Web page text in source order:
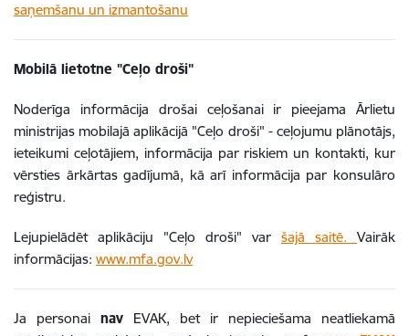
saņemšanu un izmantošanu
Mobilā lietotne "Ceļo droši"
Noderīga informācija drošai ceļošanai ir pieejama Ārlietu
ministrijas mobilajā aplikācijā "Ceļo droši" - ceļojumu plānotājs,
ieteikumi ceļotājiem, informācija par riskiem un kontakti, kur
vērsties ārkārtas gadījumā, kā arī informācija par konsulāro
reģistru.
Lejupielādēt aplikāciju "Ceļo droši" var šajā saitē. Vairāk
informācijas: www.mfa.gov.lv
Ja personai nav EVAK, bet ir nepieciešama neatliekamā